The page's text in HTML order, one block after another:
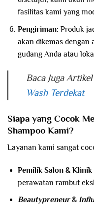
fasilitas kami yang
Pengiriman: Produk
akan dikemas dengan
gudang Anda atau
Baca Juga
Wash Terdekat
Siapa yang Cocok
Shampoo Kami?
Layanan kami sangat
Pemilik Salon &
perawatan rambut
Beautypreneur&